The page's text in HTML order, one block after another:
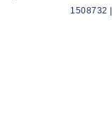
1508732 |